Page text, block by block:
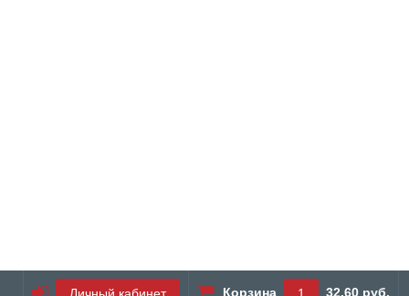
Корзина 32.60 руб.